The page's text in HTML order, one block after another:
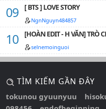
[ BTS ] LOVE STORY
NgnNguyn484857
[HOÀN EDIT - H VĂN] TRÒ
selnemoinguoi
TÌM KIẾM GẦN ĐÂY
tokunou gyuunyuu